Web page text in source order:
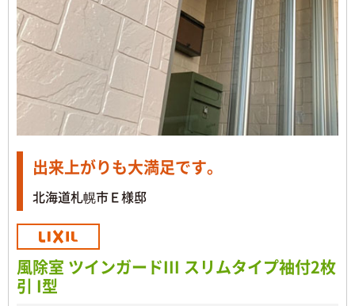
出来上がりも大満足です。
北海道札幌市Ｅ様邸
風除室 ツインガードIII スリムタイプ袖付2枚
引 I型